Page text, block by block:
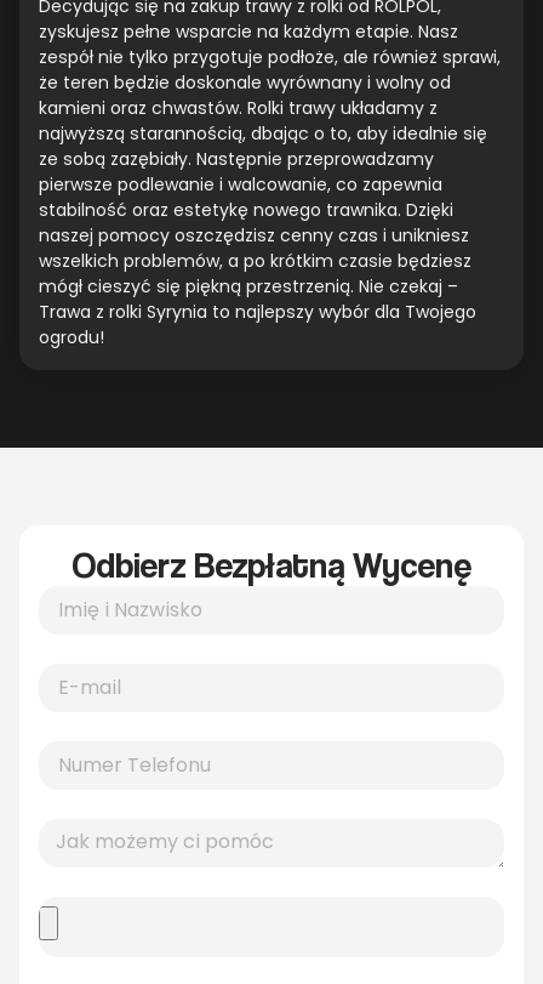
Decydując się na zakup trawy z rolki od ROLPOL,
zyskujesz pełne wsparcie na każdym etapie. Nasz
zespół nie tylko przygotuje podłoże, ale również sprawi,
że teren będzie doskonale wyrównany i wolny od
kamieni oraz chwastów. Rolki trawy układamy z
najwyższą starannością, dbając o to, aby idealnie się
ze sobą zazębiały. Następnie przeprowadzamy
pierwsze podlewanie i walcowanie, co zapewnia
stabilność oraz estetykę nowego trawnika. Dzięki
naszej pomocy oszczędzisz cenny czas i unikniesz
wszelkich problemów, a po krótkim czasie będziesz
mógł cieszyć się piękną przestrzenią. Nie czekaj –
Trawa z rolki Syrynia to najlepszy wybór dla Twojego
ogrodu!
Odbierz Bezpłatną Wycenę